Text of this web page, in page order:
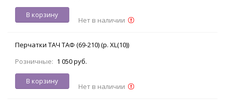
В корзину
Нет в наличии
Перчатки ТАЧ ТАФ (69-210) (р. XL(10))
Розничные: 1 050 руб.
В корзину
Нет в наличии